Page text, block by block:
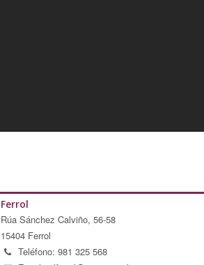
Ferrol
Rúa Sánchez Calviño, 56-58
15404 Ferrol
Teléfono: 981 325 568